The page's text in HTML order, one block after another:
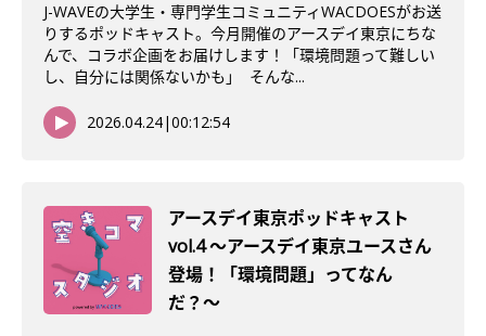
J-WAVEの大学生・専門学生コミュニティWACDOESがお送
りするポッドキャスト。今月開催のアースデイ東京にちな
んで、コラボ企画をお届けします！「環境問題って難しい
し、自分には関係ないかも」 そんな...
2026.04.24|00:12:54
アースデイ東京ポッドキャスト
vol.4 〜アースデイ東京ユースさん
登場！「環境問題」ってなん
だ？〜